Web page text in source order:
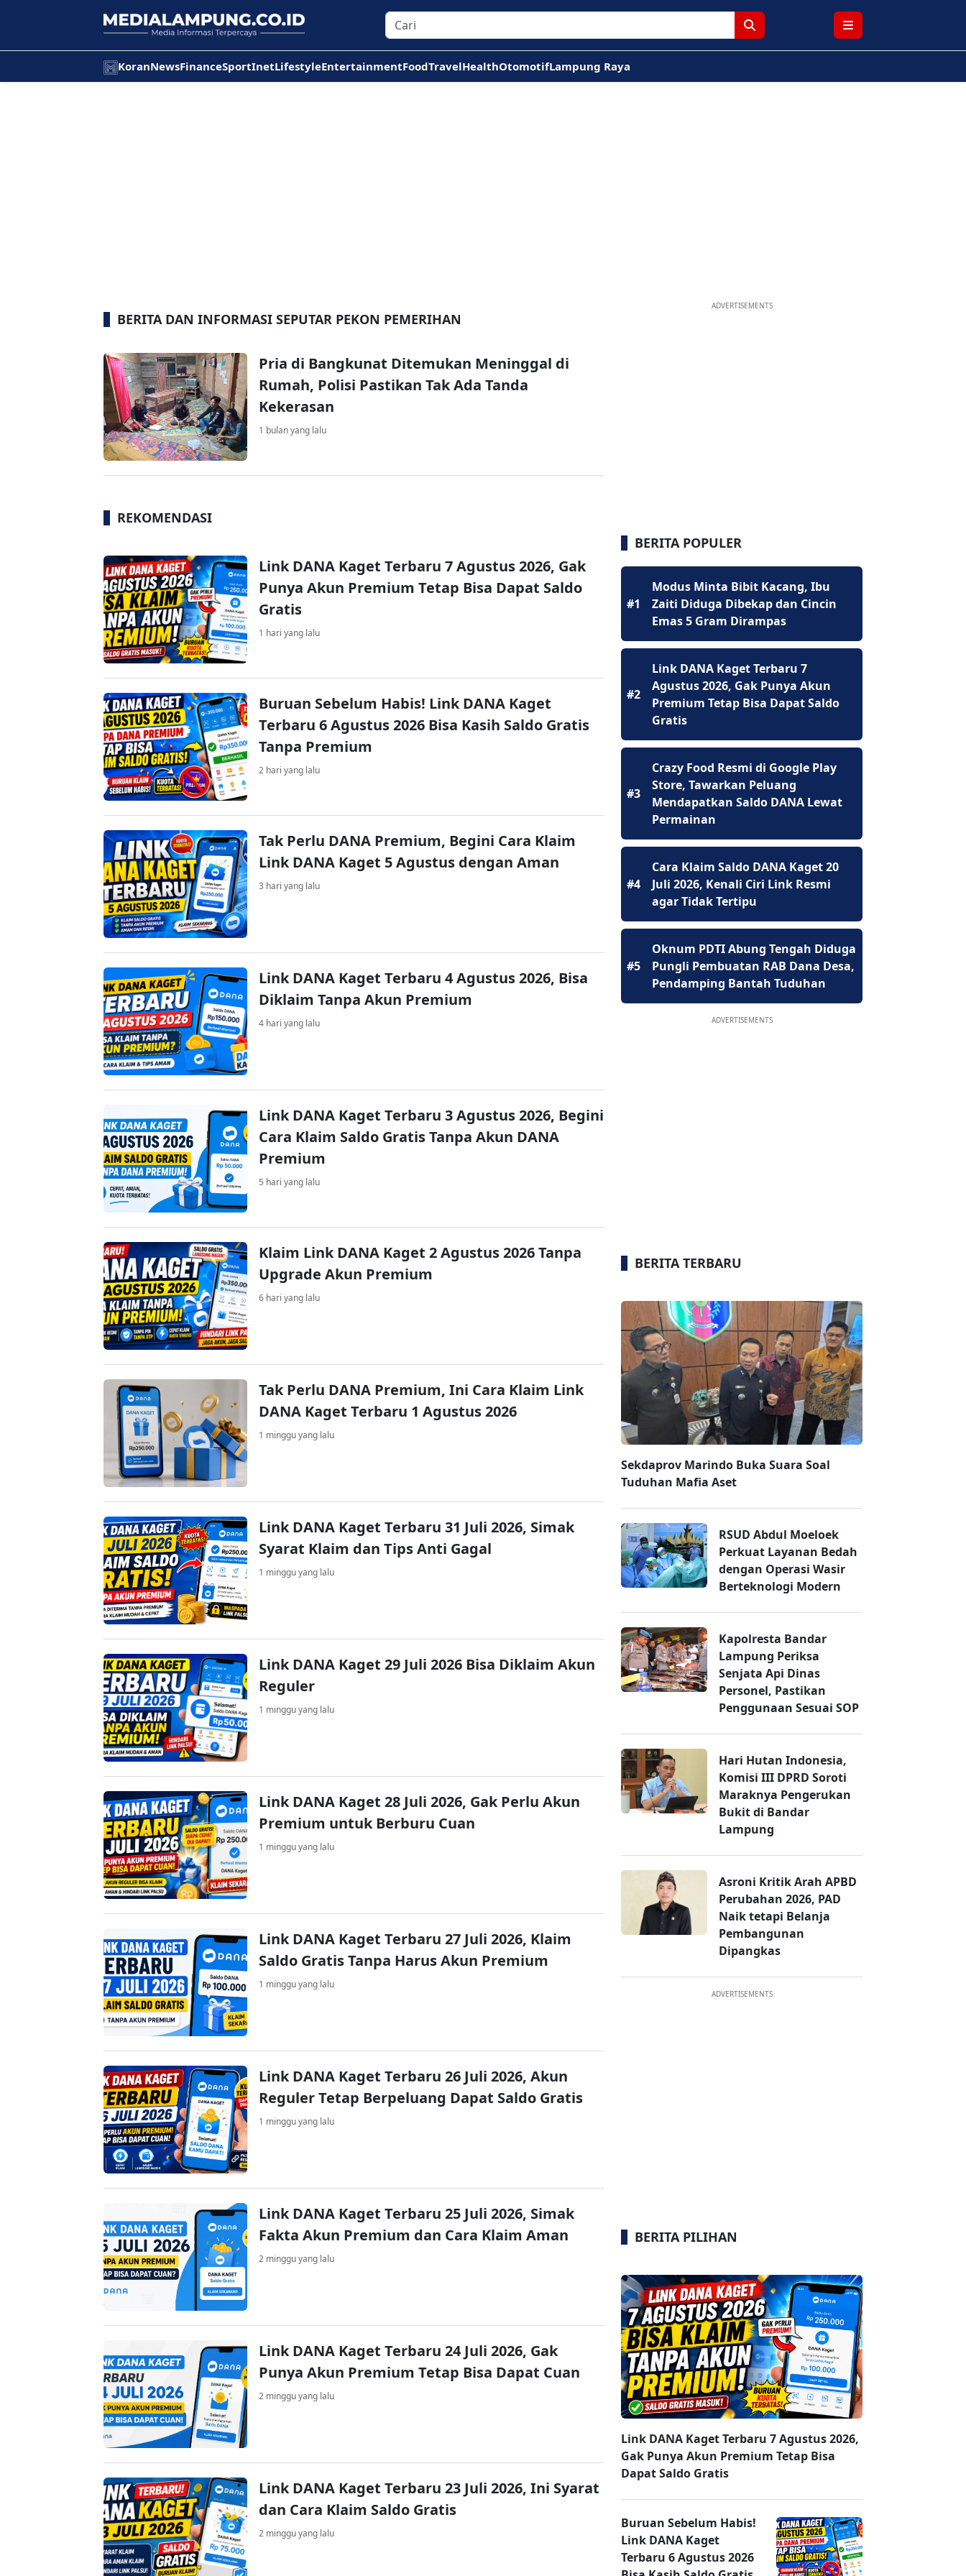
KoranNewsFinanceSportInetLifestyleEntertainmentFoodTravelHealthOtomotifLampung Raya
BERITA DAN INFORMASI SEPUTAR PEKON PEMERIHAN
Pria di Bangkunat Ditemukan Meninggal di
Rumah, Polisi Pastikan Tak Ada Tanda
Kekerasan
1 bulan yang lalu
REKOMENDASI
Link DANA Kaget Terbaru 7 Agustus 2026, Gak
Punya Akun Premium Tetap Bisa Dapat Saldo
Gratis
1 hari yang lalu
Buruan Sebelum Habis! Link DANA Kaget
Terbaru 6 Agustus 2026 Bisa Kasih Saldo Gratis
Tanpa Premium
2 hari yang lalu
Tak Perlu DANA Premium, Begini Cara Klaim
Link DANA Kaget 5 Agustus dengan Aman
3 hari yang lalu
Link DANA Kaget Terbaru 4 Agustus 2026, Bisa
Diklaim Tanpa Akun Premium
4 hari yang lalu
Link DANA Kaget Terbaru 3 Agustus 2026, Begini
Cara Klaim Saldo Gratis Tanpa Akun DANA
Premium
5 hari yang lalu
Klaim Link DANA Kaget 2 Agustus 2026 Tanpa
Upgrade Akun Premium
6 hari yang lalu
Tak Perlu DANA Premium, Ini Cara Klaim Link
DANA Kaget Terbaru 1 Agustus 2026
1 minggu yang lalu
Link DANA Kaget Terbaru 31 Juli 2026, Simak
Syarat Klaim dan Tips Anti Gagal
1 minggu yang lalu
Link DANA Kaget 29 Juli 2026 Bisa Diklaim Akun
Reguler
1 minggu yang lalu
Link DANA Kaget 28 Juli 2026, Gak Perlu Akun
Premium untuk Berburu Cuan
1 minggu yang lalu
Link DANA Kaget Terbaru 27 Juli 2026, Klaim
Saldo Gratis Tanpa Harus Akun Premium
1 minggu yang lalu
Link DANA Kaget Terbaru 26 Juli 2026, Akun
Reguler Tetap Berpeluang Dapat Saldo Gratis
1 minggu yang lalu
Link DANA Kaget Terbaru 25 Juli 2026, Simak
Fakta Akun Premium dan Cara Klaim Aman
2 minggu yang lalu
Link DANA Kaget Terbaru 24 Juli 2026, Gak
Punya Akun Premium Tetap Bisa Dapat Cuan
2 minggu yang lalu
Link DANA Kaget Terbaru 23 Juli 2026, Ini Syarat
dan Cara Klaim Saldo Gratis
2 minggu yang lalu
ADVERTISEMENTS
BERITA POPULER
#1
Modus Minta Bibit Kacang, Ibu
Zaiti Diduga Dibekap dan Cincin
Emas 5 Gram Dirampas
#2
Link DANA Kaget Terbaru 7
Agustus 2026, Gak Punya Akun
Premium Tetap Bisa Dapat Saldo
Gratis
#3
Crazy Food Resmi di Google Play
Store, Tawarkan Peluang
Mendapatkan Saldo DANA Lewat
Permainan
#4
Cara Klaim Saldo DANA Kaget 20
Juli 2026, Kenali Ciri Link Resmi
agar Tidak Tertipu
#5
Oknum PDTI Abung Tengah Diduga
Pungli Pembuatan RAB Dana Desa,
Pendamping Bantah Tuduhan
ADVERTISEMENTS
BERITA TERBARU
Sekdaprov Marindo Buka Suara Soal
Tuduhan Mafia Aset
RSUD Abdul Moeloek
Perkuat Layanan Bedah
dengan Operasi Wasir
Berteknologi Modern
Kapolresta Bandar
Lampung Periksa
Senjata Api Dinas
Personel, Pastikan
Penggunaan Sesuai SOP
Hari Hutan Indonesia,
Komisi III DPRD Soroti
Maraknya Pengerukan
Bukit di Bandar
Lampung
Asroni Kritik Arah APBD
Perubahan 2026, PAD
Naik tetapi Belanja
Pembangunan
Dipangkas
ADVERTISEMENTS
BERITA PILIHAN
Link DANA Kaget Terbaru 7 Agustus 2026,
Gak Punya Akun Premium Tetap Bisa
Dapat Saldo Gratis
Buruan Sebelum Habis!
Link DANA Kaget
Terbaru 6 Agustus 2026